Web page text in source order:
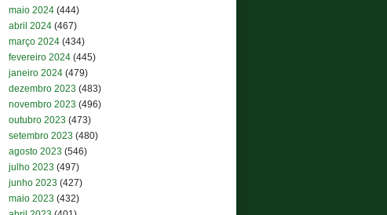
maio 2024 (444)
abril 2024 (467)
março 2024 (434)
fevereiro 2024 (445)
janeiro 2024 (479)
dezembro 2023 (483)
novembro 2023 (496)
outubro 2023 (473)
setembro 2023 (480)
agosto 2023 (546)
julho 2023 (497)
junho 2023 (427)
maio 2023 (432)